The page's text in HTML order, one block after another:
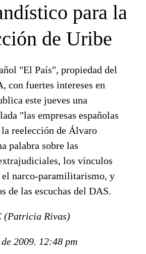
para la
de Uribe
"El País", propiedad del
con fuertes intereses en
este jueves una
"las empresas españolas
la reelección de Álvaro
palabra sobre las
los vínculos
el narco-paramilitarismo, y
de las escuchas del DAS.
(Patricia Rivas)
2009. 12:48 pm